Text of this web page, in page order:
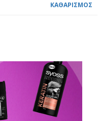
ΚΑΘΑΡΙΣΜΟΣ